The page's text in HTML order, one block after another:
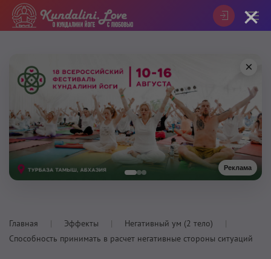
Реклама
×
Главная Эффекты
Негативный ум (2 тело)
Способность принимать в расчет негативные стороны ситуаций
×